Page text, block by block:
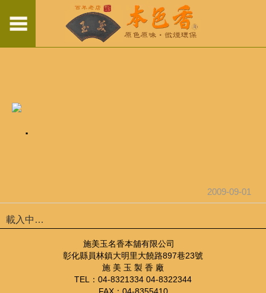
.
2009-09-01
載入中…
施美玉名香本舖有限公司
彰化縣員林鎮大明里大饒路897巷23號
施 美 玉 製 香 廠
TEL：04-8321334 04-8322344